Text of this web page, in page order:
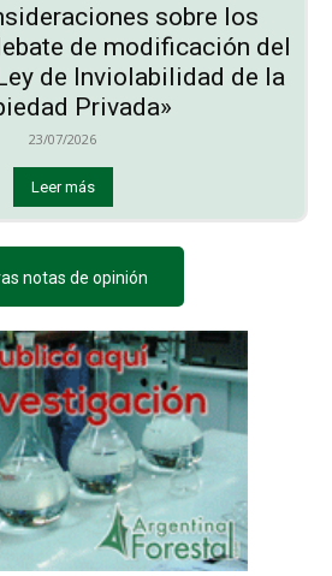
sobre los
de modificación del
de Inviolabilidad de la
Privada»
23/07/2026
Leer más
notas de opinión